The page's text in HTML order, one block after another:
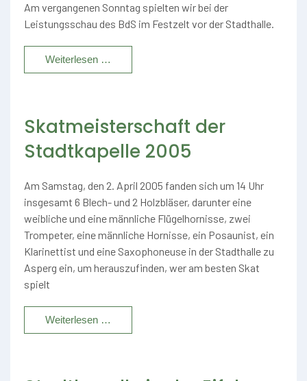
Am vergangenen Sonntag spielten wir bei der
Leistungsschau des BdS im Festzelt vor der Stadthalle.
Weiterlesen …
Skatmeisterschaft der
Stadtkapelle 2005
Am Samstag, den 2. April 2005 fanden sich um 14 Uhr
insgesamt 6 Blech- und 2 Holzbläser, darunter eine
weibliche und eine männliche Flügelhornisse, zwei
Trompeter, eine männliche Hornisse, ein Posaunist, ein
Klarinettist und eine Saxophoneuse in der Stadthalle zu
Asperg ein, um herauszufinden, wer am besten Skat
spielt
Weiterlesen …